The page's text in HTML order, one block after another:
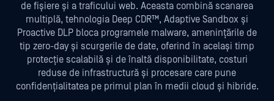
de fișiere și a traficului web. Aceasta combină scanarea
multiplă, tehnologia Deep CDR™, Adaptive Sandbox și
Proactive DLP bloca programele malware, amenințările de
tip zero-day și scurgerile de date, oferind în același timp
protecție scalabilă și de înaltă disponibilitate, costuri
reduse de infrastructură și procesare care pune
confidențialitatea pe primul plan în medii cloud și hibride.